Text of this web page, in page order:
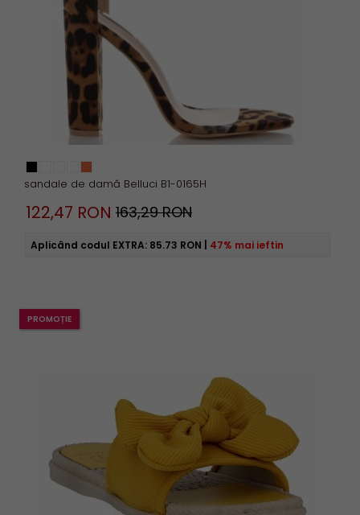
sandale de damă Belluci B1-0165H
122,47 RON 163,29 RON
Aplicând codul EXTRA: 85.73 RON 47% mai ieftin
PROMOȚIE